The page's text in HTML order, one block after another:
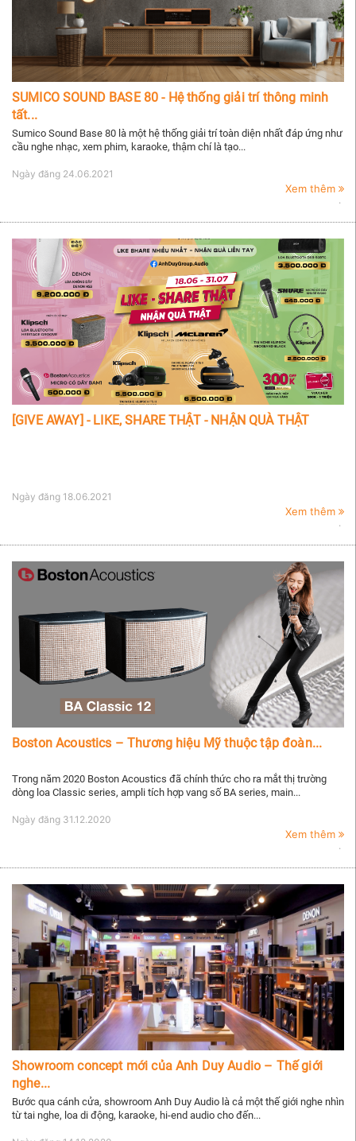
SUMICO SOUND BASE 80 - Hệ thống giải trí thông minh
tất...
Sumico Sound Base 80 là một hệ thống giải trí toàn diện nhất đáp ứng như
cầu nghe nhạc, xem phim, karaoke, thậm chí là tạo...
Ngày đăng 24.06.2021
Xem thêm
[GIVE AWAY] - LIKE, SHARE THẬT - NHẬN QUÀ THẬT
Ngày đăng 18.06.2021
Xem thêm
Boston Acoustics – Thương hiệu Mỹ thuộc tập đoàn...
Trong năm 2020 Boston Acoustics đã chính thức cho ra mắt thị trường
dòng loa Classic series, ampli tích hợp vang số BA series, main...
Ngày đăng 31.12.2020
Xem thêm
Showroom concept mới của Anh Duy Audio – Thế giới
nghe...
Bước qua cánh cửa, showroom Anh Duy Audio là cả một thế giới nghe nhìn
từ tai nghe, loa di động, karaoke, hi-end audio cho đến...